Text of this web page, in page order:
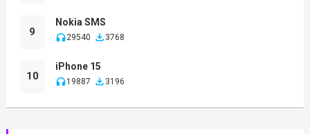
9
Nokia SMS
29540 3768
10
iPhone 15
19887 3196